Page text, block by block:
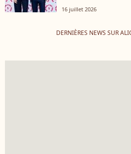
16 juillet 2026
DERNIÈRES NEWS SUR